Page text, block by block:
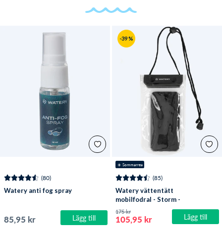
Lägg till
(80)
Watery anti fog spray
85,95 kr
-39 %
☀️ Sommarrea
Lägg till
(85)
Watery vättentätt
mobilfodral - Storm -
Svart
105,95 kr
175 kr